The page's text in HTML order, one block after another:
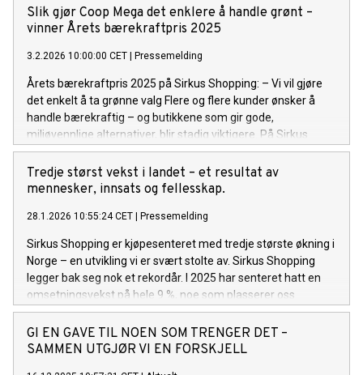
skal benyttes til kontor og 15 000 m2 til handel, opplevelser
og mat/servering. Utbyggingen øker kjøpesenterets areal
bredere tilbud innen både handel, opplevelser og
mat/servering.
Dette markerer en av de største utvidelsene av et kjøpesenter i
Norge, og vil styrke det kollektive knutepunktet og Sirkus
Shopping som en sentral møteplass i byen.
Slik gjør Coop Mega det enklere å handle grønt –
vinner Årets bærekraftpris 2025
3.2.2026 10:00:00 CET | Pressemelding
Årets bærekraftpris 2025 på Sirkus Shopping: – Vi vil gjøre
det enkelt å ta grønne valg Flere og flere kunder ønsker å
handle bærekraftig – og butikkene som gir gode,
miljøvennlige alternativer, blir stadig viktigere. På Sirkus
Shopping har dette engasjementet nå blitt løftet fram
gjennom Årets bærekraftpris 2025. Prisen deles ut til en
butikk som går foran og viser vei innen miljø,
bærekraft. Et tydelig forbilde Årets vinner er Coop Mega på
Sirkus Shopping – en butikk som i flere år har jobbet
systematisk og målrettet for å redusere sitt klimaavtrykk. –
Vi er utrolig stolte av denne prisen. Den tilhører hele laget
vårt som hver dag jobber for å gjøre bærekraft til en naturlig
del av handleopplevelsen, sier butikkleder Geir Jørgensen.
Tredje størst vekst i landet – et resultat av
mennesker, innsats og fellesskap.
28.1.2026 10:55:24 CET | Pressemelding
Sirkus Shopping er kjøpesenteret med tredje største økning i
Norge – en utvikling vi er svært stolte av. Sirkus Shopping
legger bak seg nok et rekordår. I 2025 har senteret hatt en
omsetningsvekst på hele 9 %, noe som plasserer oss
som det kjøpesenteret med tredje største økning i landet.
Ser vi de siste fire årene samlet, har Sirkus hatt en total
vekst på imponerende 40 %. Dette er sterke tall som tydelig
GI EN GAVE TIL NOEN SOM TRENGER DET –
SAMMEN UTGJØR VI EN FORSKJELL